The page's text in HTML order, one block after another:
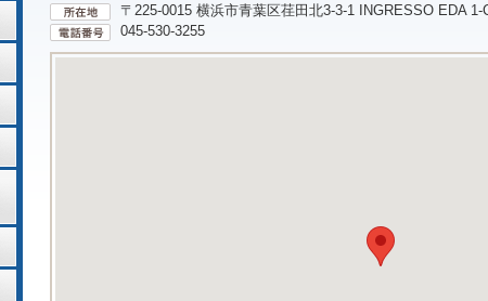
〒225-0015 横浜市青葉区荏田北3-3-1 INGRESSO EDA 1-
045-530-3255